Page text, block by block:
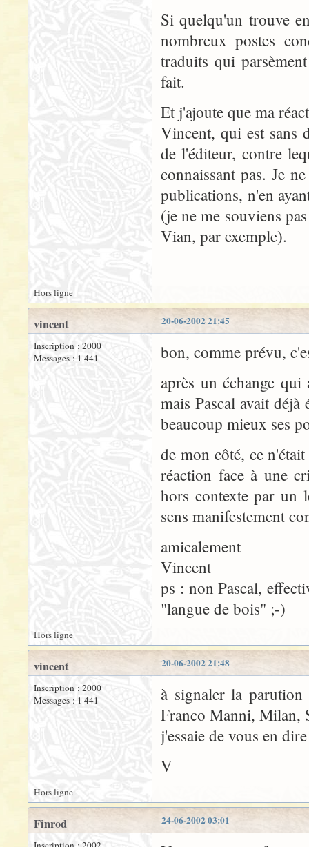
Si quelqu'un trouve
nombreux postes
traduits qui
fait.
Et j'ajoute que ma
Vincent, qui est sans
de l'éditeur, contre
connaissant pas. Je
publications, n'en
(je ne me souviens
Vian, par exemple).
Hors ligne
20-06-2002 21:45
vincent
Inscription : 2000
Messages : 1 441
bon, comme prévu,
après un échange
mais Pascal avait
beaucoup mieux ses
de mon côté, ce
réaction face à une
hors contexte par un
sens manifestement
amicalement
Vincent
ps : non Pascal,
"langue de bois" ;-)
Hors ligne
20-06-2002 21:48
vincent
Inscription : 2000
Messages : 1 441
à signaler la
Franco Manni, Milan,
j'essaie de vous en
V
Hors ligne
24-06-2002 03:01
Finrod